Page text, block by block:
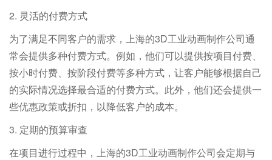
2. 灵活的付费方式
为了满足不同客户的需求，上海的3D工业动画制作公司通
常会提供多种付费方式。例如，他们可以提供按项目付费、
按小时付费、按阶段付费等多种方式，让客户能够根据自己
的实际情况选择最合适的付费方式。此外，他们还会提供一
些优惠政策或折扣，以降低客户的成本。
3. 定期的预算审查
在项目进行过程中，上海的3D工业动画制作公司会定期与